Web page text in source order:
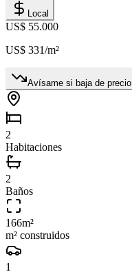
Local
US$ 55.000
US$ 331/m²
Avísame si baja de precio
2
Habitaciones
2
Baños
166m²
m² construidos
1